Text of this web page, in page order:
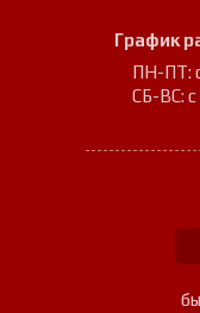
График
ПН-ПТ:
СБ-ВС: